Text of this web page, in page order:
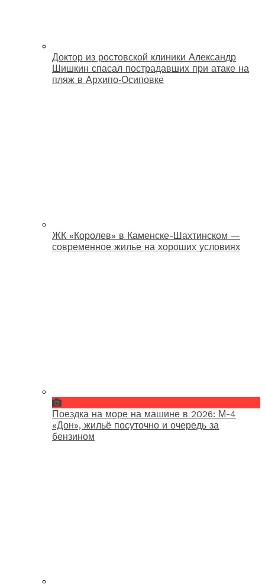
Доктор из ростовской клиники Александр
Шишкин спасал пострадавших при атаке на
пляж в Архипо‑Осиповке
ЖК «Королев» в Каменске-Шахтинском —
современное жилье на хороших условиях
Поездка на море на машине в 2026: М-4
«Дон», жильё посуточно и очередь за
бензином